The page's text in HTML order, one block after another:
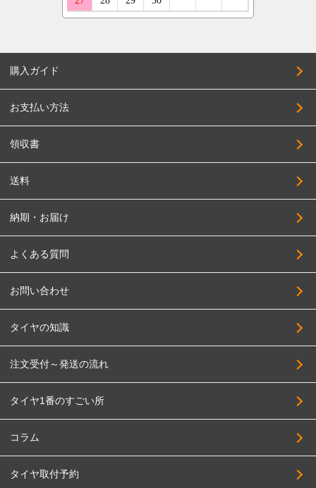
購入ガイド
お支払い方法
領収書
送料
納期・お届け
よくある質問
お問い合わせ
タイヤの知識
注文受付～発送の流れ
タイヤ1番のすごい所
コラム
タイヤ取付予約